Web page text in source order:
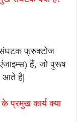
संघटक फ्रुक्टोज
हैं, जो पुरूष
आते है|
प्रमुख कार्य क्या